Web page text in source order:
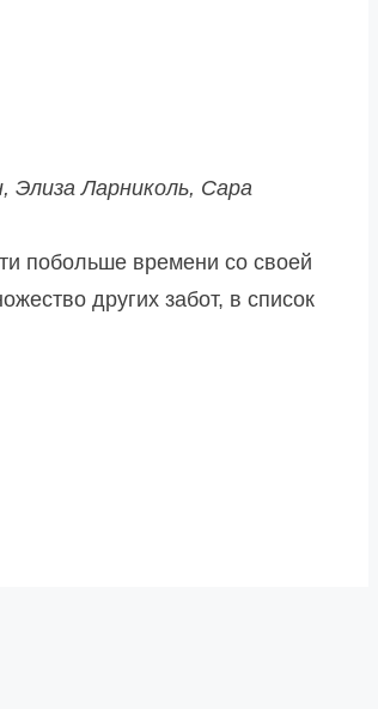
Ларниколь, Сара
побольше времени со своей
других забот, в список